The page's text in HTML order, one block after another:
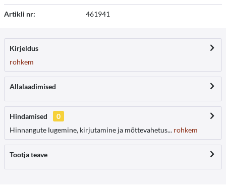
Artikli nr: 461941
Kirjeldus
rohkem
Allalaadimised
Hindamised
0
Hinnangute lugemine, kirjutamine ja mõttevahetus... rohkem
Tootja teave